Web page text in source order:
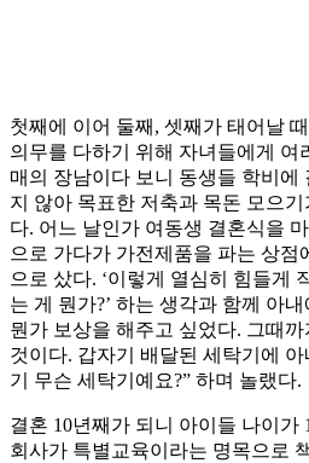
첫째에 이어 둘째, 셋째가 태어날
의무를 다하기 위해 자녀들에게 여
매의 장남이다 보니 동생들 학비에
지 않아 목표한 저축과 목돈 모으
다. 어느 날인가 여동생 결혼식을
으로 가다가 가전제품을 파는 상점
으로 샀다. ‘이렇게 열심히 힘들게
는 게 뭔가?’ 하는 생각과 함께 아
뭔가 보상을 해주고 싶었다. 그때
것이다. 갑자기 배달된 세탁기에
기 무슨 세탁기예요?” 하며 놀랬다.
결혼 10년째가 되니 아이들 나이가
회사가 특별교육이라는 명목으로